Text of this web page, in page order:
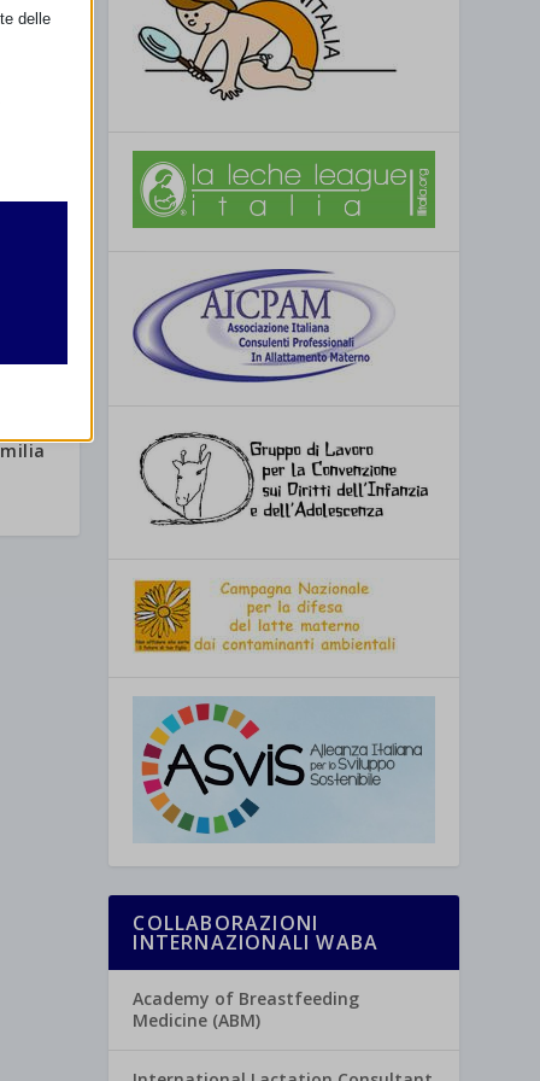
COLLABORAZIONI
INTERNAZIONALI WABA
Academy of Breastfeeding
Medicine (ABM)
delle